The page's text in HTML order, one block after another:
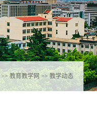
>>教育教学网>>教学动态